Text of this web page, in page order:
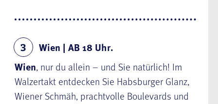
3
Wien | AB 18 Uhr.
Wien, nur du allein – und Sie natürlich! Im
Walzertakt entdecken Sie Habsburger Glanz,
Wiener Schmäh, prachtvolle Boulevards und